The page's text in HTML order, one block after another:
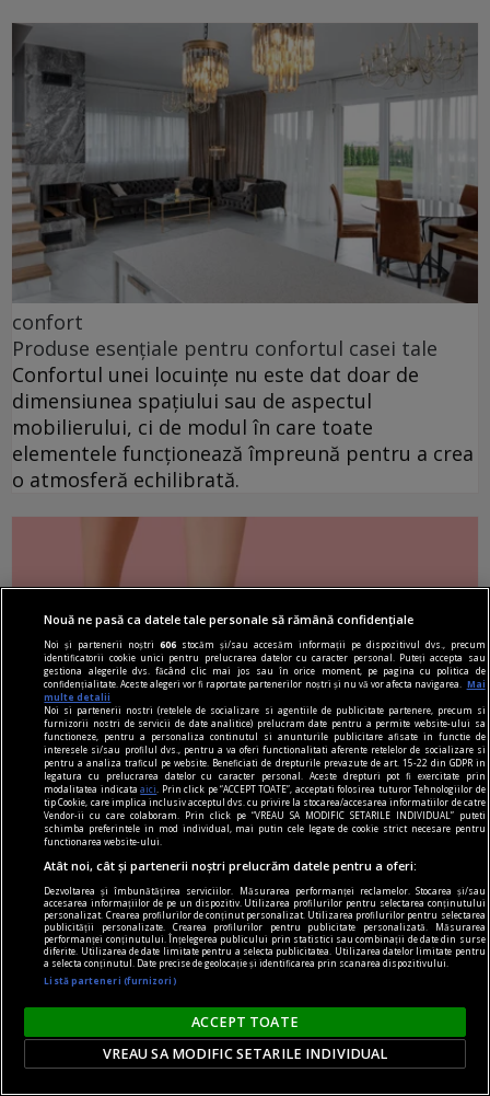
confort
Produse esențiale pentru confortul casei tale
Confortul unei locuințe nu este dat doar de
dimensiunea spațiului sau de aspectul
mobilierului, ci de modul în care toate
elementele funcționează împreună pentru a crea
o atmosferă echilibrată.
sandale
Cum să îți alegi sandalele pentru ținutele din
această vară? 7 recomandări
Vara îți schimbă ritmul și garderoba. Rochiile
devin mai lejere, pantalonii mai subțiri, iar
încălțămintea trebuie să țină pasul cu
temperaturile ridicate și cu planurile tale
susține ținuta, dar și confortul zilnic – fie că
mergi la birou...
Nouă ne pasă ca datele tale personale să rămână confidențiale
Noi și partenerii noștri606 stocăm și/sau accesăm informații pe dispozitivul dvs., precum
identificatorii cookie unici pentru prelucrarea datelor cu caracter personal. Puteți accepta sau
gestiona alegerile dvs. făcând clic mai jos sau în orice moment, pe pagina cu politica de
confidențialitate. Aceste alegeri vor fi raportate partenerilor noștri și nu vă vor afecta navigarea.
Mai
multe detalii
Noi si partenerii nostri (retelele de socializare si agentiile de publicitate partenere, precum si
furnizorii nostri de servicii de date analitice) prelucram date pentru a permite website-ului sa
functioneze, pentru a personaliza continutul si anunturile publicitare afisate in functie de
interesele si/sau profilul dvs., pentru a va oferi functionalitati aferente retelelor de socializare si
pentru a analiza traficul pe website. Beneficiati de drepturile prevazute de art. 15-22 din GDPR in
legatura cu prelucrarea datelor cu caracter personal. Aceste drepturi pot fi exercitate prin
modalitatea indicataaici
. Prin click pe “ACCEPT TOATE”, acceptati folosirea tuturor Tehnologiilor de
tip Cookie, care implica inclusiv acceptul dvs. cu privire la stocarea/accesarea informatiilor de catre
Vendor-ii cu care colaboram. Prin click pe “VREAU SA MODIFIC SETARILE INDIVIDUAL” puteti
schimba preferintele in mod individual, mai putin cele legate de cookie strict necesare pentru
functionarea website-ului.
Atât noi, cât și partenerii noștri prelucrăm datele pentru a oferi:
Dezvoltarea și îmbunătățirea serviciilor. Măsurarea performanței reclamelor. Stocarea și/sau
accesarea informațiilor de pe un dispozitiv. Utilizarea profilurilor pentru selectarea conținutului
personalizat. Crearea profilurilor de conținut personalizat. Utilizarea profilurilor pentru selectarea
publicității personalizate. Crearea profilurilor pentru publicitate personalizată. Măsurarea
performanței conținutului. Înțelegerea publicului prin statistici sau combinații de date din surse
diferite. Utilizarea de date limitate pentru a selecta publicitatea. Utilizarea datelor limitate pentru
a selecta conținutul. Date precise de geolocație și identificarea prin scanarea dispozitivului.
Listă parteneri (furnizori)
ACCEPT TOATE
VREAU SA MODIFIC SETARILE INDIVIDUAL